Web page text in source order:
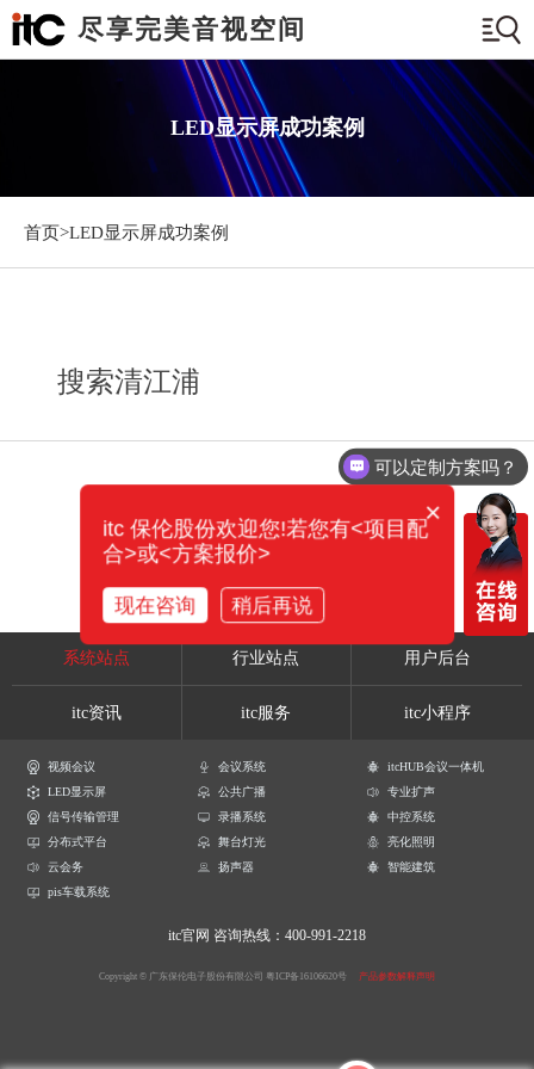
尽享完美音视空间
LED显示屏成功案例
首页>LED显示屏成功案例
搜索清江浦
系统站点 行业站点 用户后台
itc资讯 itc服务 itc小程序
视频会议 会议系统
itcHUB会议一体机
LED显示屏
公共广播
专业扩声
信号传输管理
录播系统
中控系统
分布式平台
舞台灯光
亮化照明
云会务
扬声器
智能建筑
pis车载系统
itc官网 咨询热线：400-991-2218
Copyright © 广东保伦电子股份有限公司 粤ICP备16106620号 产品参数解释声明
可以定制方案吗？
×
itc 保伦股份欢迎您!若您有<项目配
合>或<方案报价>
现在咨询 稍后再说